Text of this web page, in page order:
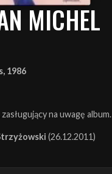
MICHEL
1986
na uwagę album.
(26.12.2011)